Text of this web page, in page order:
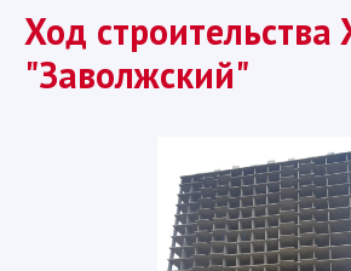
Ход
"Заволжский"